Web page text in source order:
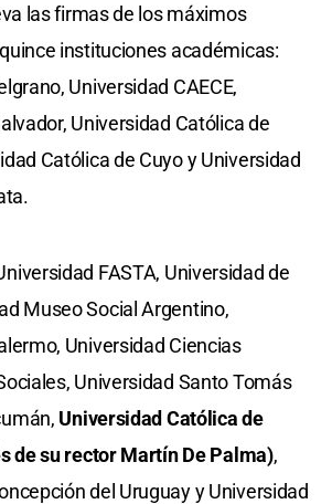
las firmas de los máximos
instituciones académicas:
Universidad CAECE,
Universidad Católica de
Católica de Cuyo y Universidad
FASTA, Universidad de
Museo Social Argentino,
Universidad Ciencias
Universidad Santo Tomás
Universidad Católica de
de su rector Martín De Palma),
del Uruguay y Universidad